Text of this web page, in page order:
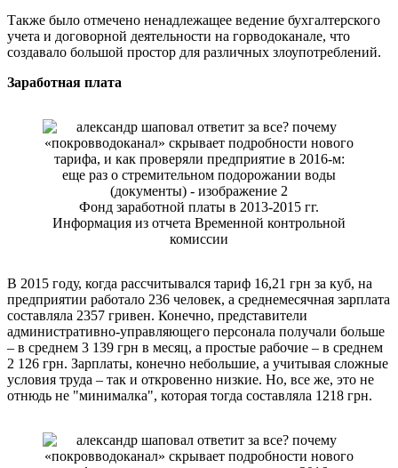
Также было отмечено ненадлежащее ведение бухгалтерского
учета и договорной деятельности на горводоканале, что
создавало большой простор для различных злоупотреблений.
Заработная плата
Фонд заработной платы в 2013-2015 гг.
Информация из отчета Временной контрольной
комиссии
В 2015 году, когда рассчитывался тариф 16,21 грн за куб, на
предприятии работало 236 человек, а среднемесячная зарплата
составляла 2357 гривен. Конечно, представители
административно-управляющего персонала получали больше
– в среднем 3 139 грн в месяц, а простые рабочие – в среднем
2 126 грн. Зарплаты, конечно небольшие, а учитывая сложные
условия труда – так и откровенно низкие. Но, все же, это не
отнюдь не "минималка", которая тогда составляла 1218 грн.